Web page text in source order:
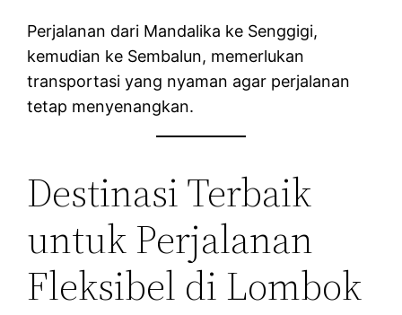
Perjalanan dari Mandalika ke Senggigi,
kemudian ke Sembalun, memerlukan
transportasi yang nyaman agar perjalanan
tetap menyenangkan.
Destinasi Terbaik
untuk Perjalanan
Fleksibel di Lombok